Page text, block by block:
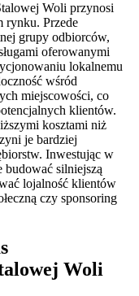
Woli przynosi
rynku. Przede
grupy odbiorców,
oferowanymi
lokalnemu
wśród
miejscowości, co
klientów.
kosztami niż
je bardziej
Inwestując w
budować silniejszą
lojalność klientów
czy sponsoring
Woli